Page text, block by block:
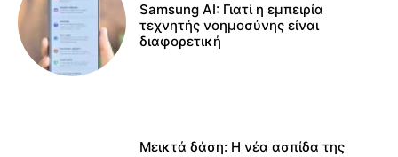
Samsung AI: Γιατί η εμπειρία
τεχνητής νοημοσύνης είναι
διαφορετική
Μεικτά δάση: Η νέα ασπίδα της